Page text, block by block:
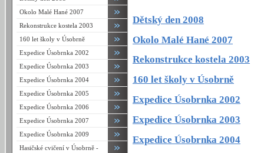
Dětský den 2008
Okolo Malé Hané 2007
Rekonstrukce kostela 2003
160 let školy v Úsobrně
Expedice Úsobrnka 2002
Expedice Úsobrnka 2003
Expedice Úsobrnka 2004
Okolo Malé Hané 2007
Rekonstrukce kostela 2003
160 let školy v Úsobrně
Expedice Úsobrnka 2002
Expedice Úsobrnka 2003
Expedice Úsobrnka 2004
Expedice Úsobrnka 2005
Expedice Úsobrnka 2006
Expedice Úsobrnka 2007
Expedice Úsobrnka 2009
Hasičské cvičení v Úsobrně -